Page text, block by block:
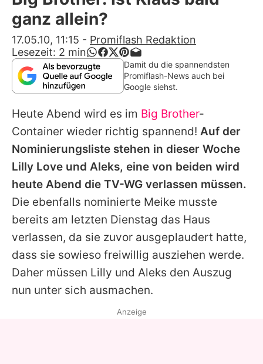
Alle Themen auf Promiflash
App runterladen
Team
Redaktionelle Richtlinien
Impressum
Datenschutzerklärung
Nutzungsbedingungen
Utiq verwalten
ganz allein?
17.05.10, 11:15 - Promiflash Redaktion
Lesezeit: 2 min
Damit du die spannendsten
Promiflash-News auch bei
Google siehst.
Heute Abend wird es im Big Brother-
Container wieder richtig spannend! Auf der
Nominierungsliste stehen in dieser Woche
Lilly Love und Aleks, eine von beiden wird
heute Abend die TV-WG verlassen müssen.
Die ebenfalls nominierte Meike musste
bereits am letzten Dienstag das Haus
verlassen, da sie zuvor ausgeplaudert hatte,
dass sie sowieso freiwillig ausziehen werde.
Daher müssen Lilly und Aleks den Auszug
nun unter sich ausmachen.
Anzeige